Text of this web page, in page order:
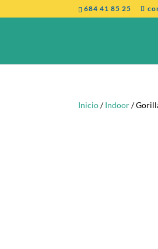
684 41 85 25
Inicio/Indoor/